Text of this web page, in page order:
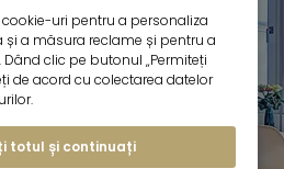
uri pentru a personaliza
a măsura reclame și pentru a
clic pe butonul „Permiteți
de acord cu colectarea datelor
totul și continuați